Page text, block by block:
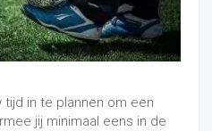
in te plannen om een
jij minimaal eens in de